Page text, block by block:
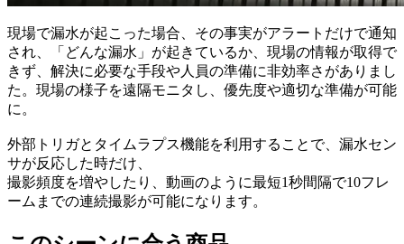
現場で漏水が起こった場合、その事実がアラートだけで通知
され、「どんな漏水」が起きているか、現場の情報が取得で
きず、解決に必要な手段や人員の準備に非効率さがありまし
た。現場の様子を遠隔モニタし、優先度や適切な準備が可能
に。
外部トリガとタイムラプス機能を利用することで、漏水セン
サが反応した時だけ、
撮影頻度を増やしたり、動画のように最短1秒間隔で10フレ
ームまでの連続撮影が可能になります。